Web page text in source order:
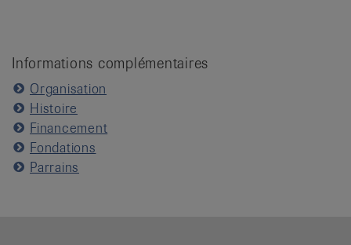
Informations complémentaires
Organisation
Histoire
Financement
Fondations
Parrains